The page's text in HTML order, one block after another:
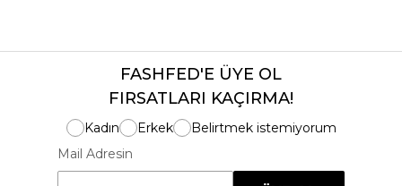
FASHFED'E ÜYE OL
FIRSATLARI KAÇIRMA!
Kadın Erkek
Belirtmek istemiyorum
Mail Adresin